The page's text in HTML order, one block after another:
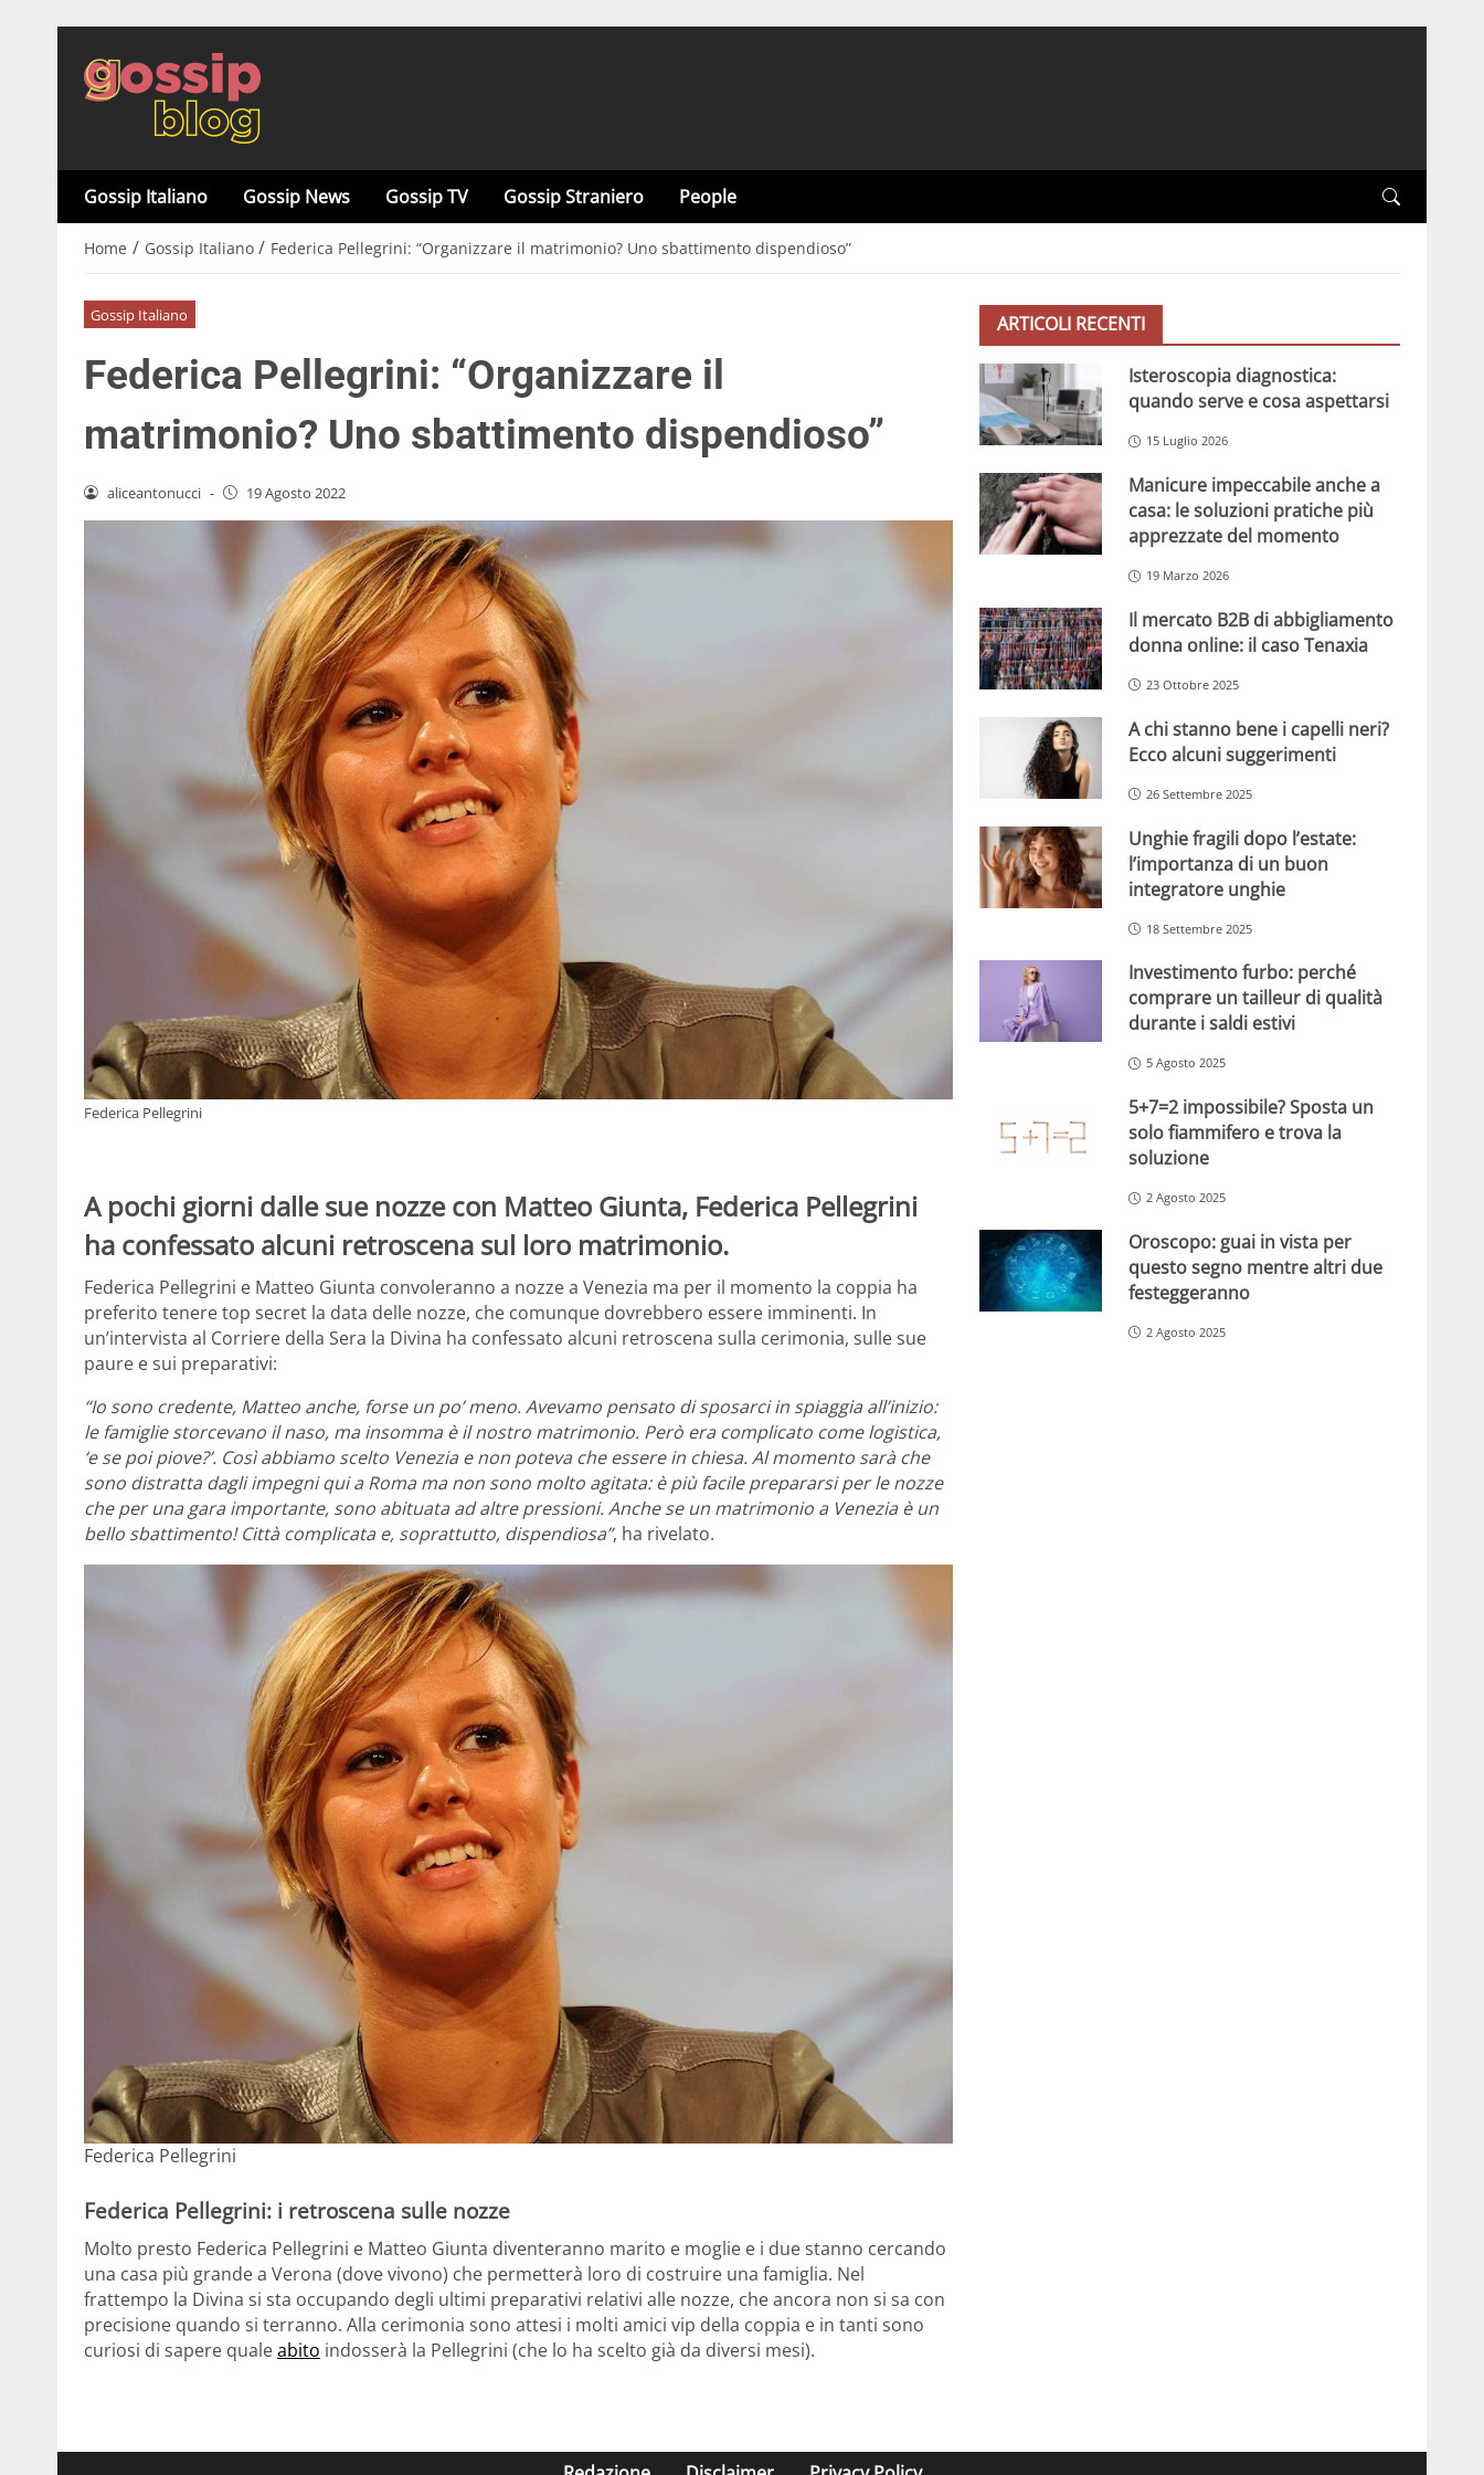
Gossip Italiano Gossip News Gossip TV Gossip Straniero People
Home / Gossip Italiano / Federica Pellegrini: “Organizzare il matrimonio? Uno sbattimento dispendioso”
Gossip Italiano
Federica Pellegrini: “Organizzare il
matrimonio? Uno sbattimento dispendioso”
aliceantonucci - 19 Agosto 2022
Federica Pellegrini
A pochi giorni dalle sue nozze con Matteo Giunta, Federica Pellegrini
ha confessato alcuni retroscena sul loro matrimonio.
Federica Pellegrini e Matteo Giunta convoleranno a nozze a Venezia ma per il momento la coppia ha
preferito tenere top secret la data delle nozze, che comunque dovrebbero essere imminenti. In
un’intervista al Corriere della Sera la Divina ha confessato alcuni retroscena sulla cerimonia, sulle sue
paure e sui preparativi:
“Io sono credente, Matteo anche, forse un po’ meno. Avevamo pensato di sposarci in spiaggia all’inizio:
le famiglie storcevano il naso, ma insomma è il nostro matrimonio. Però era complicato come logistica,
‘e se poi piove?’. Così abbiamo scelto Venezia e non poteva che essere in chiesa. Al momento sarà che
sono distratta dagli impegni qui a Roma ma non sono molto agitata: è più facile prepararsi per le nozze
che per una gara importante, sono abituata ad altre pressioni. Anche se un matrimonio a Venezia è un
bello sbattimento! Città complicata e, soprattutto, dispendiosa”, ha rivelato.
Federica Pellegrini
Federica Pellegrini: i retroscena sulle nozze
Molto presto Federica Pellegrini e Matteo Giunta diventeranno marito e moglie e i due stanno cercando
una casa più grande a Verona (dove vivono) che permetterà loro di costruire una famiglia. Nel
frattempo la Divina si sta occupando degli ultimi preparativi relativi alle nozze, che ancora non si sa con
precisione quando si terranno. Alla cerimonia sono attesi i molti amici vip della coppia e in tanti sono
curiosi di sapere qualeabito indosserà la Pellegrini (che lo ha scelto già da diversi mesi).
ARTICOLI RECENTI
Isteroscopia diagnostica:
quando serve e cosa aspettarsi
15 Luglio 2026
Manicure impeccabile anche a
casa: le soluzioni pratiche più
apprezzate del momento
19 Marzo 2026
Il mercato B2B di abbigliamento
donna online: il caso Tenaxia
23 Ottobre 2025
A chi stanno bene i capelli neri?
Ecco alcuni suggerimenti
26 Settembre 2025
Unghie fragili dopo l’estate:
l’importanza di un buon
integratore unghie
18 Settembre 2025
Investimento furbo: perché
comprare un tailleur di qualità
durante i saldi estivi
5 Agosto 2025
5+7=2 impossibile? Sposta un
solo fiammifero e trova la
soluzione
2 Agosto 2025
Oroscopo: guai in vista per
questo segno mentre altri due
festeggeranno
2 Agosto 2025